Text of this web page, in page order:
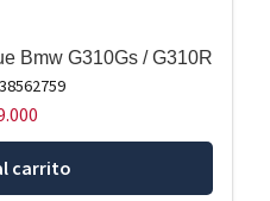
Bmw G310Gs / G310R
carrito